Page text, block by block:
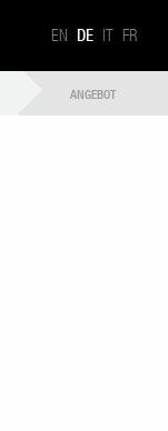
EN DE IT FR
ANGEBOT